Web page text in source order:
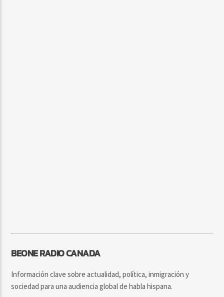
BEONE RADIO CANADA
Información clave sobre actualidad, política, inmigración y
sociedad para una audiencia global de habla hispana.